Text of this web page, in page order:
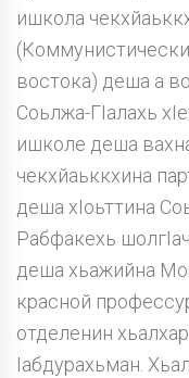
ишкола
востока) деша а
Соьлжа-ГIалахь
ишколе деша
чекхйаьккхина
деша хIоьттина
Рабфакехь
деша хьажийна
красной
отделенин
Iабдурахьман.